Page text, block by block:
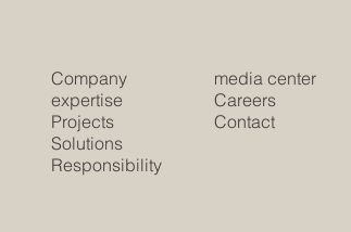
Company
expertise
Projects
Solutions
Responsibility
media center
Careers
Contact